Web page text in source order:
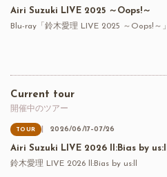
Airi Suzuki LIVE 2025 ～Oops!～
Blu-ray「鈴木愛理 LIVE 2025 ～Oops!～」
Current tour
開催中のツアー
TOUR 2026/06/17–07/26
Airi Suzuki LIVE 2026 ll:Bias by us:ll
鈴木愛理 LIVE 2026 ll:Bias by us:ll